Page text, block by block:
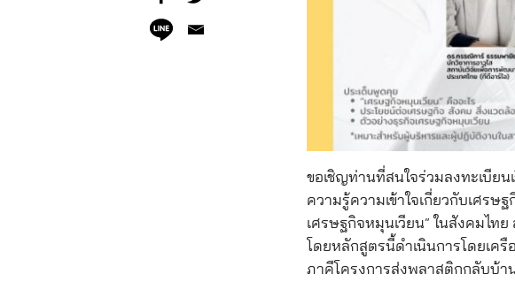
ขอเชิญท่านที่สนใจร่วมลงทะเบีย
ความรู้ความเข้าใจเกี่ยวกับเศร
เศรษฐกิจหมุนเวียน” ในสังคมไ
โดยหลักสูตรนี้ดำเนินการโดยเค
ภาคีโครงการส่งพลาสติกกลับบ้า